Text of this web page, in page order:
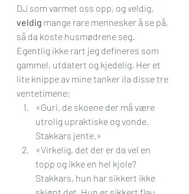
DJ som varmet oss opp, og veldig,
veldig mange rare mennesker å se på,
så da koste husmødrene seg.
Egentlig ikke rart jeg defineres som
gammel, utdatert og kjedelig. Her et
lite knippe av mine tanker ila disse tre
ventetimene;
«Guri, de skoene der må være
utrolig upraktiske og vonde.
Stakkars jente.»
«Virkelig, det der er da vel en
topp og ikke en hel kjole?
Stakkars, hun har sikkert ikke